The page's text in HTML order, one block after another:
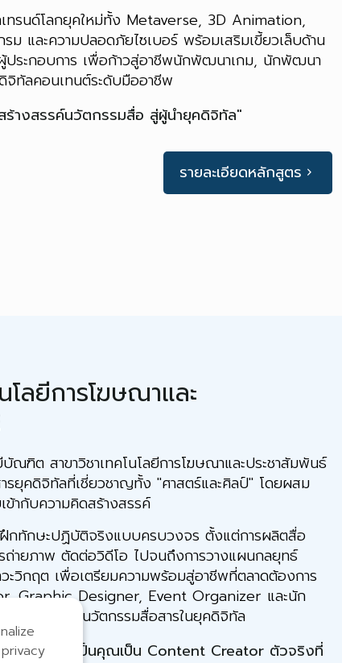
ทรนด์โลกยุคใหม่ทั้ง Metaverse, 3D Animation,
ม และความปลอดภัยไซเบอร์ พร้อมเสริมเขี้ยวเล็บด้าน
ผู้ประกอบการ เพื่อก้าวสู่อาชีพนักพัฒนาเกม, นักพัฒนา
จิทัลคอนเทนต์ระดับมืออาชีพ
างสรรค์นวัตกรรมสื่อ สู่ผู้นำยุคดิจิทัล"
รายละเอียดหลักสูตร
โลยีการโฆษณาและ
ฑิต สาขาวิชาเทคโนโลยีการโฆษณาและประชาสัมพันธ์
รยุคดิจิทัลที่เชี่ยวชาญทั้ง "ศาสตร์และศิลป์" โดยผสม
ข้ากับความคิดสร้างสรรค์
ทักษะปฏิบัติจริงแบบครบวงจร ตั้งแต่การผลิตสื่อ
ายภาพ ตัดต่อวิดีโอ ไปจนถึงการวางแผนกลยุทธ์
วะวิกฤต เพื่อเตรียมความพร้อมสู่อาชีพที่ตลาดต้องการ
Graphic Designer, Event Organizer และนัก
วเป็นผู้นำด้านนวัตกรรมสื่อสารในยุคดิจิทัล
เทคโนโลยี... ปั้นคุณเป็น Content Creator ตัวจริงที่